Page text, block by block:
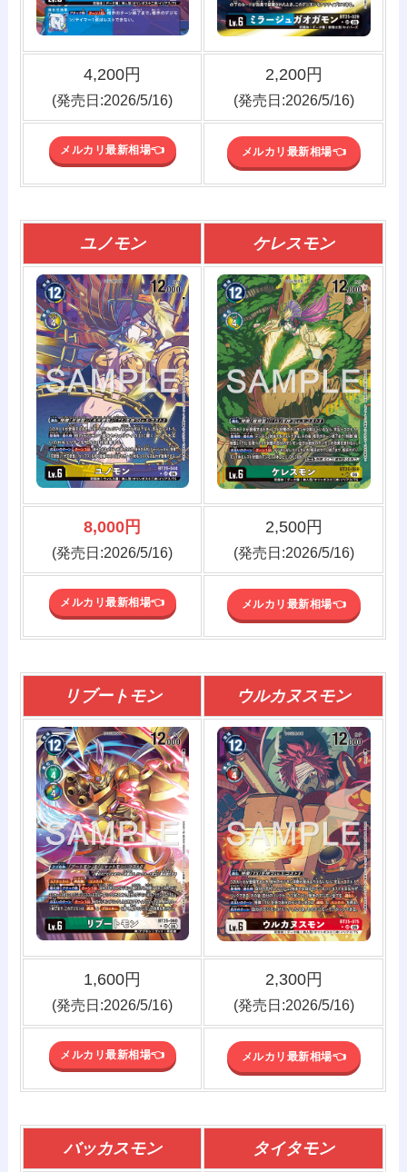
4,200円
(発売日:2026/5/16)
2,200円
(発売日:2026/5/16)
メルカリ最新相場👈️ メルカリ最新相場👈️
ユノモン ケレスモン
8,000円
(発売日:2026/5/16)
2,500円
(発売日:2026/5/16)
メルカリ最新相場👈️ メルカリ最新相場👈️
リブートモン ウルカヌスモン
1,600円
(発売日:2026/5/16)
2,300円
(発売日:2026/5/16)
メルカリ最新相場👈️ メルカリ最新相場👈️
バッカスモン タイタモン